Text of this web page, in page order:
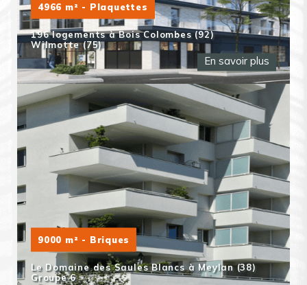
4966 m² - Plaquettes
196 logements à Bois Colombes (92)
Wilmotte (75)
En savoir plus
9000 m² - Briques
Le Domaine des Saules Blancs à Meylan (38)
Groupe 6